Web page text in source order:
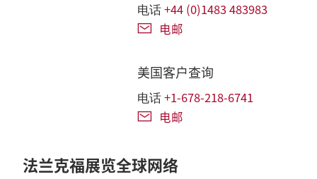
电话 +44 (0)1483 483983
电邮
美国客户查询
电话 +1-678-218-6741
电邮
法兰克福展览全球网络